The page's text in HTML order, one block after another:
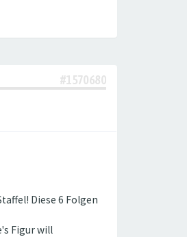
#1570680
Diese 6 Folgen
Figur will